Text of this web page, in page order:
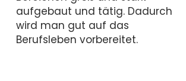
aufgebaut und tätig. Dadurch
wird man gut auf das
Berufsleben vorbereitet.